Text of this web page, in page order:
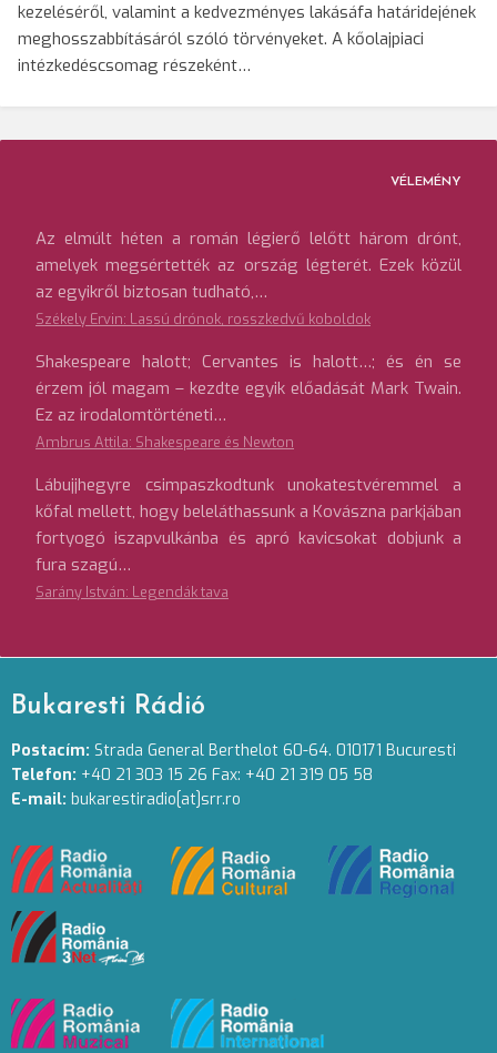
kezeléséről, valamint a kedvezményes lakásáfa határidejének
meghosszabbításáról szóló törvényeket. A kőolajpiaci
intézkedéscsomag részeként…
VÉLEMÉNY
Az elmúlt héten a román légierő lelőtt három drónt,
amelyek megsértették az ország légterét. Ezek közül
az egyikről biztosan tudható,…
Székely Ervin: Lassú drónok, rosszkedvű koboldok
Shakespeare halott; Cervantes is halott…; és én se
érzem jól magam – kezdte egyik előadását Mark Twain.
Ez az irodalomtörténeti…
Ambrus Attila: Shakespeare és Newton
Lábujjhegyre csimpaszkodtunk unokatestvéremmel a
kőfal mellett, hogy beleláthassunk a Kovászna parkjában
fortyogó iszapvulkánba és apró kavicsokat dobjunk a
fura szagú…
Sarány István: Legendák tava
Bukaresti Rádió
Postacím: Strada General Berthelot 60-64. 010171 Bucuresti
Telefon: +40 21 303 15 26 Fax: +40 21 319 05 58
E-mail: bukarestiradio[at]srr.ro